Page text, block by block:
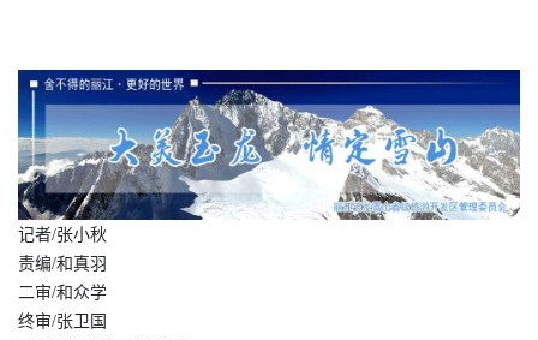
记者/张小秋
责编/和真羽
二审/和众学
终审/张卫国